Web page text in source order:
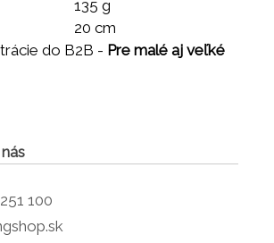
135 g
20 cm
do B2B - Pre malé aj veľké
100